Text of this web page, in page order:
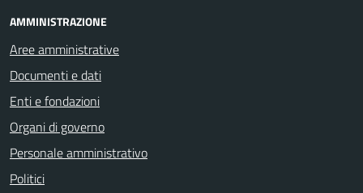
AMMINISTRAZIONE
Aree amministrative
Documenti e dati
Enti e fondazioni
Organi di governo
Personale amministrativo
Politici